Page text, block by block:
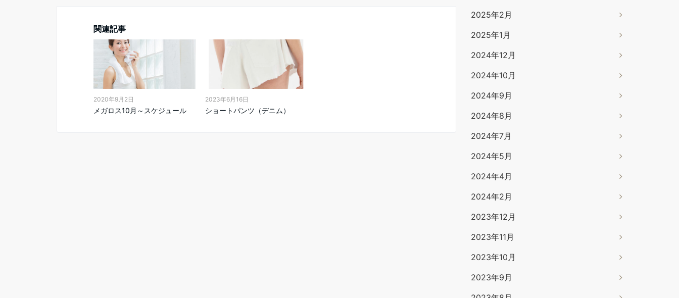
関連記事
2020年9月2日
メガロス10月～スケジュール
2023年6月16日
ショートパンツ（デニム）
2025年2月
2025年1月
2024年12月
2024年10月
2024年9月
2024年8月
2024年7月
2024年5月
2024年4月
2024年2月
2023年12月
2023年11月
2023年10月
2023年9月